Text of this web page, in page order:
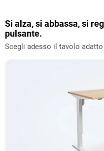
Si alza, si abbassa, si
pulsante.
Scegli adesso il tavolo adatto